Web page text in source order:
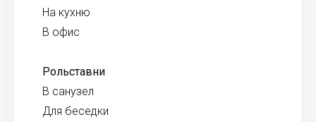
На кухню
В офис
Рольставни
В санузел
Для беседки